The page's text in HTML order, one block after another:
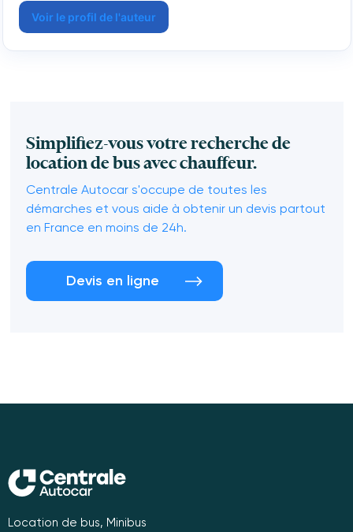
Voir le profil de l'auteur
Simplifiez-vous votre recherche de
location de bus avec chauffeur.
Centrale Autocar s'occupe de toutes les
démarches et vous aide à obtenir un devis partout
en France en moins de 24h.
Devis en ligne
Location de bus, Minibus